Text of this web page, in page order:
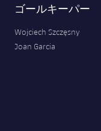
ゴールキーパー
Wojciech Szczęsny
Joan Garcia